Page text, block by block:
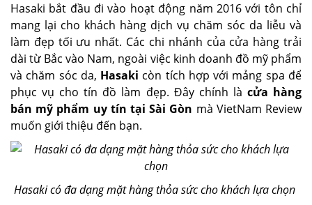
Hasaki bắt đầu đi vào hoạt động năm 2016 với tôn chỉ
mang lại cho khách hàng dịch vụ chăm sóc da liễu và
làm đẹp tối ưu nhất. Các chi nhánh của cửa hàng trải
dài từ Bắc vào Nam, ngoài việc kinh doanh đồ mỹ phẩm
và chăm sóc da, Hasaki còn tích hợp với mảng spa để
phục vụ cho tín đồ làm đẹp. Đây chính là cửa hàng
bán mỹ phẩm uy tín tại Sài Gòn mà VietNam Review
muốn giới thiệu đến bạn.
Hasaki có đa dạng mặt hàng thỏa sức cho khách lựa chọn